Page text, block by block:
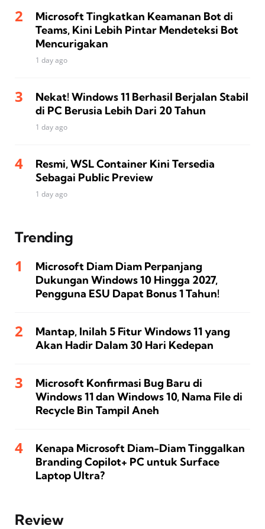
Microsoft Tingkatkan Keamanan Bot di
Teams, Kini Lebih Pintar Mendeteksi Bot
Mencurigakan
1 day ago
Nekat! Windows 11 Berhasil Berjalan Stabil
di PC Berusia Lebih Dari 20 Tahun
1 day ago
Resmi, WSL Container Kini Tersedia
Sebagai Public Preview
1 day ago
Trending
Microsoft Diam Diam Perpanjang
Dukungan Windows 10 Hingga 2027,
Pengguna ESU Dapat Bonus 1 Tahun!
Mantap, Inilah 5 Fitur Windows 11 yang
Akan Hadir Dalam 30 Hari Kedepan
Microsoft Konfirmasi Bug Baru di
Windows 11 dan Windows 10, Nama File di
Recycle Bin Tampil Aneh
Kenapa Microsoft Diam-Diam Tinggalkan
Branding Copilot+ PC untuk Surface
Laptop Ultra?
Review